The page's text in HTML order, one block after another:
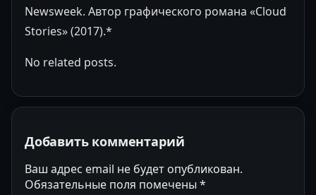
Newsweek. Автор графического романа «Cloud
Stories» (2017).*
No related posts.
Добавить комментарий
Ваш адрес email не будет опубликован.
Обязательные поля помечены *